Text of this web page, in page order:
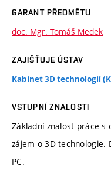
GARANT PŘEDMĚTU
doc. Mgr. Tomáš Medek
ZAJIŠŤUJE ÚSTAV
Kabinet 3D technologií
VSTUPNÍ ZNALOSTI
Základní znalost práce
zájem o 3D technologie.
PC.